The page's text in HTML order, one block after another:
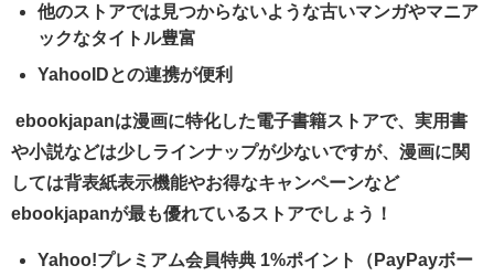
他のストアでは見つからないような古いマンガやマニア
ックなタイトル豊富
YahooIDとの連携が便利
ebookjapanは漫画に特化した電子書籍ストアで、実用書
や小説などは少しラインナップが少ないですが、漫画に関
しては背表紙表示機能やお得なキャンペーンなど
ebookjapanが最も優れているストアでしょう！
Yahoo!プレミアム会員特典 1%ポイント（PayPayボー